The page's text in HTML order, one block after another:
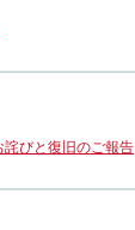
びと復旧のご報告